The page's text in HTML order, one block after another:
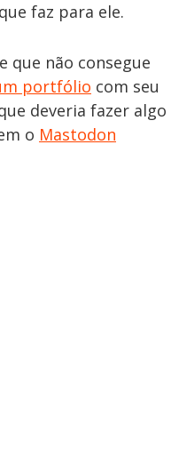
faz para ele.
que não consegue
portfólio com seu
deveria fazer algo
o Mastodon